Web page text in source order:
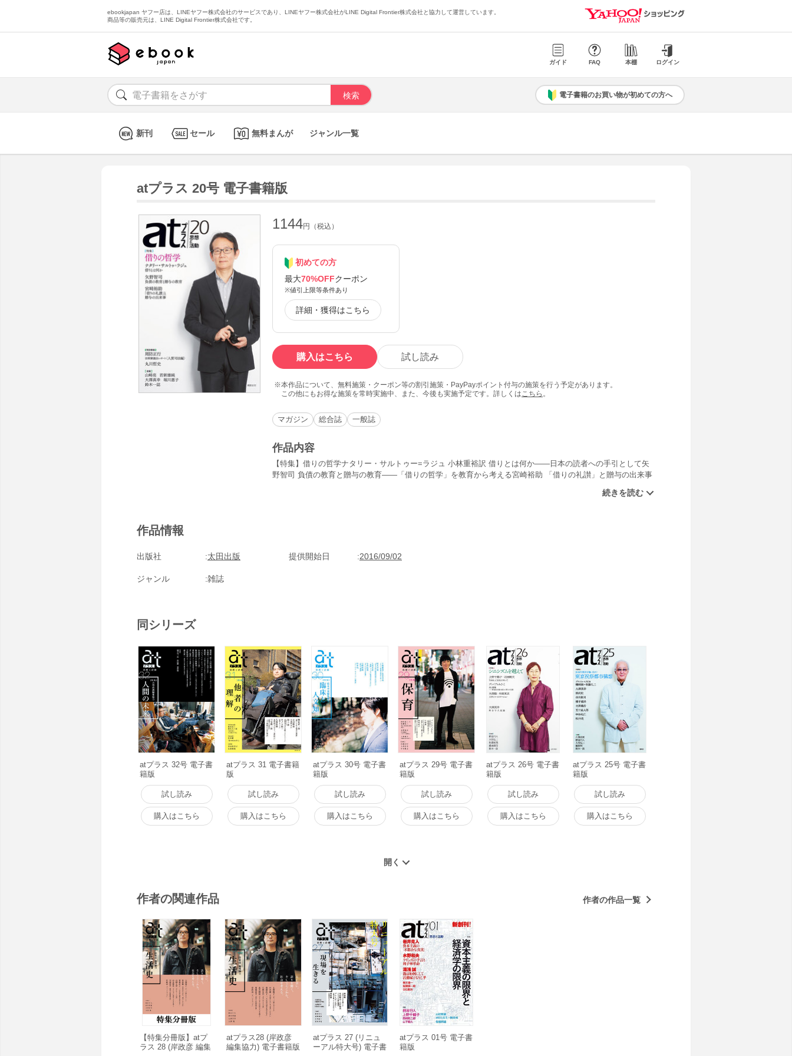
ebookjapan ヤフー店は、LINEヤフー株式会社のサービスであり、LINEヤフー株式会社がLINE Digital Frontier株式会社と協力して運営しています。
商品等の販売元は、LINE Digital Frontier株式会社です。
ガイド FAQ 本棚 ログイン
電子書籍のお買い物が初めての方へ
新刊 セール 無料まんが ジャンル一覧
atプラス 20号 電子書籍版
1144円（税込）
初めての方
最大70%OFFクーポン
※値引上限等条件あり
詳細・獲得はこちら
購入はこちら 試し読み
本作品について、無料施策・クーポン等の割引施策・PayPayポイント付与の施策を行う予定があります。
この他にもお得な施策を常時実施中、また、今後も実施予定です。詳しくは こちら 。
マガジン 総合誌 一般誌
作品内容
【特集】借りの哲学ナタリー・サルトゥー=ラジュ 小林重裕訳 借りとは何か――日本の読者への手引として矢
野智司 負債の教育と贈与の教育――「借りの哲学」を教育から考える宮崎裕助 「借りの礼讃」と贈与の出来事
質司法編〉 それでもボクは会議で闘う丸川哲史 台湾「反サービス貿易協定」運動の可能性と限界――代表制の
作品情報
出版社 太田出版 提供開始日 2016/09/02
ジャンル 雑誌
同シリーズ
atプラス 32号 電子書
籍版
試し読み
購入はこちら
atプラス 31 電子書籍
版
試し読み
購入はこちら
atプラス 30号 電子書
籍版
試し読み
購入はこちら
atプラス 29号 電子書
籍版
試し読み
購入はこちら
atプラス 26号 電子書
籍版
試し読み
購入はこちら
atプラス 25号 電子書
籍版
試し読み
購入はこちら
作者の関連作品 作者の作品一覧
【特集分冊版】atプ
ラス 28 (岸政彦 編集
atプラス28 (岸政彦
編集協力) 電子書籍版
atプラス 27 (リニュ
ーアル特大号) 電子書
atプラス 01号 電子書
籍版